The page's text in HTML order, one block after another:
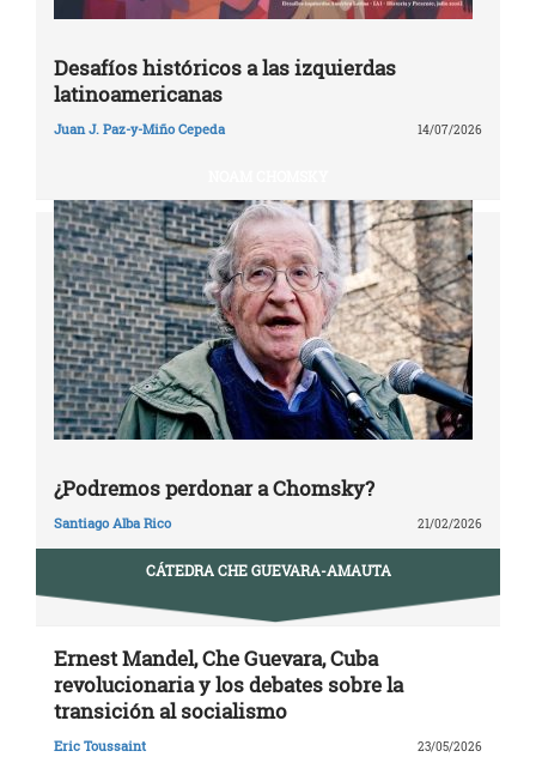
Desafíos históricos a las izquierdas
latinoamericanas
Juan J. Paz-y-Miño Cepeda 14/07/2026
¿Podremos perdonar a Chomsky?
Santiago Alba Rico 21/02/2026
CÁTEDRA CHE GUEVARA-AMAUTA
Ernest Mandel, Che Guevara, Cuba
revolucionaria y los debates sobre la
transición al socialismo
Eric Toussaint 23/05/2026